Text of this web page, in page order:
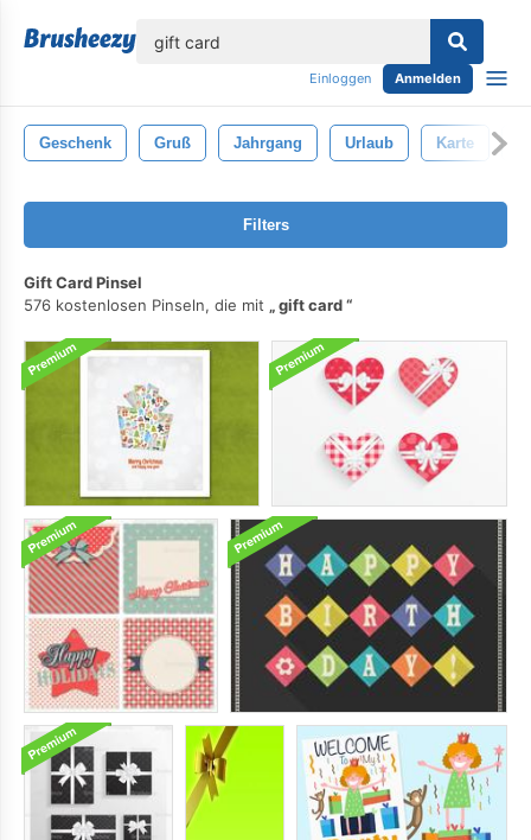
Einloggen Anmelden
Geschenk Gruß Jahrgang Urlaub Karte
Filters
Gift Card Pinsel
576 kostenlosen Pinseln, die mit
gift card